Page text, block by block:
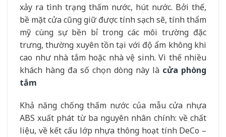
xảy ra tình trạng thấm nước, hút nước. Bởi thế,
bề mặt cửa cũng giữ được tính sạch sẽ, tính thẩm
mỹ cùng sự bền bỉ trong các môi trường đặc
trưng, thường xuyên tồn tại với độ ẩm không khi
cao như nhà tắm hoặc nhà vệ sinh. Vì thế nhiều
khách hàng đa số chọn dòng này là cửa phòng
tắm
Khả năng chống thấm nước của mẫu cửa nhựa
ABS xuất phát từ ba nguyên nhân chính: về chất
liệu, về kết cấu lớp nhựa thông hoạt tính DeCo –